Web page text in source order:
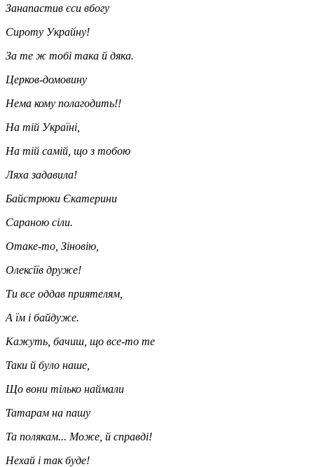
Занапастив єси вбогу
Сироту Украйну!
За те ж тобі така й дяка.
Церков-домовину
Нема кому полагодить!!
На тій Україні,
На тій самій, що з тобою
Ляха задавила!
Байстрюки Єкатерини
Сараною сіли.
Отаке-то, Зіновію,
Олексіїв друже!
Ти все оддав приятелям,
А їм і байдуже.
Кажуть, бачиш, що все-то те
Таки й було наше,
Що вони тілько наймали
Татарам на пашу
Та полякам... Може, й справді!
Нехай і так буде!